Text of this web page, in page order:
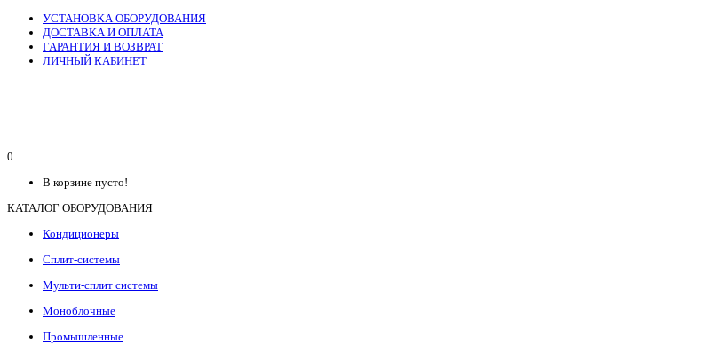
УСТАНОВКА ОБОРУДОВАНИЯ
ДОСТАВКА И ОПЛАТА
ГАРАНТИЯ И ВОЗВРАТ
ЛИЧНЫЙ КАБИНЕТ
0
В корзине пусто!
КАТАЛОГ ОБОРУДОВАНИЯ
Кондиционеры
Сплит-системы
Мульти-сплит системы
Моноблочные
Промышленные